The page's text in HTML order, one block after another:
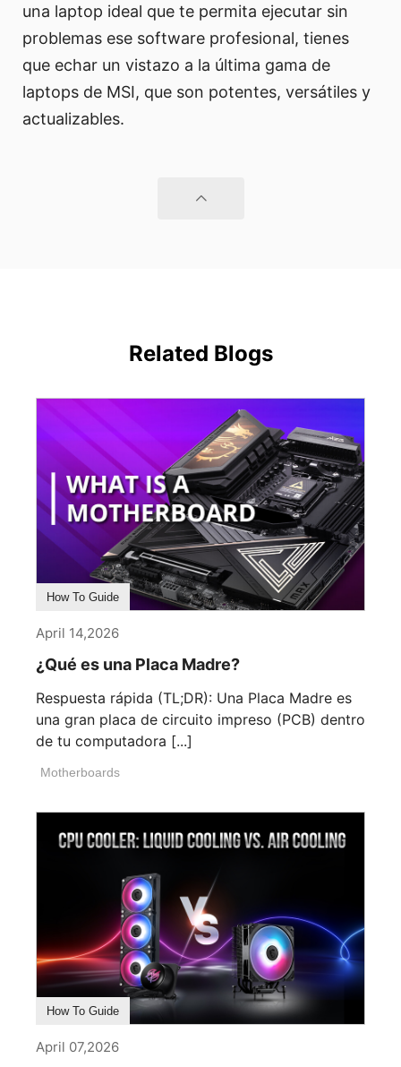
una laptop ideal que te permita ejecutar sin
problemas ese software profesional, tienes
que echar un vistazo a la última gama de
laptops de MSI, que son potentes, versátiles y
actualizables.
Related Blogs
How To Guide
April 14,2026
¿Qué es una Placa Madre?
Respuesta rápida (TL;DR): Una Placa Madre es
una gran placa de circuito impreso (PCB) dentro
de tu computadora [...]
Motherboards
How To Guide
April 07,2026